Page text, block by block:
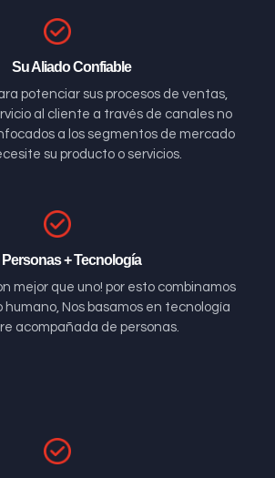
Su Aliado Confiable
potenciar sus procesos de ventas,
al cliente a través de canales no
a los segmentos de mercado
su producto o servicios.
Personas + Tecnología
mejor que uno! por esto combinamos
humano, Nos basamos en tecnología
acompañada de personas.